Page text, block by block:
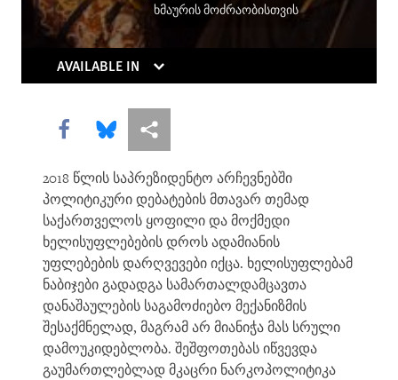
Can Algorithms Save Us from Human
Error?
Living Longer, Locked Away
Equatorial Guinea
You Should Be Worrying about the
Woman Shortage
Social Media’s Moral Reckoning
ხმაურის მოძრაობისთვის
AVAILABLE IN
Share this via Facebook
Share this via Bluesky
More sharing options
2018 წლის საპრეზიდენტო არჩევნებში
პოლიტიკური დებატების მთავარ თემად
საქართველოს ყოფილი და მოქმედი
ხელისუფლებების დროს ადამიანის
უფლებების დარღვევები იქცა. ხელისუფლებამ
ნაბიჯები გადადგა სამართალდამცავთა
დანაშაულების საგამოძიებო მექანიზმის
შესაქმნელად, მაგრამ არ მიანიჭა მას სრული
დამოუკიდებლობა. შეშფოთებას იწვევდა
გაუმართლებლად მკაცრი ნარკოპოლიტიკა